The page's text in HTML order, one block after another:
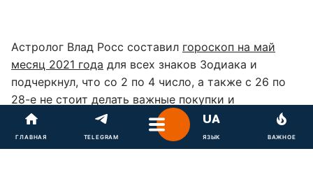
Астролог Влад Росс составил гороскоп на май
месяц 2021 года для всех знаков Зодиака и
подчеркнул, что со 2 по 4 число, а также с 26 по
28-е не стоит делать важные покупки и
вкладывать деньги.
Эксперт сказалГлавреду
, что в эти периоды
ГЛАВНАЯ TELEGRAM ЯЗЫК ВАЖНОЕ